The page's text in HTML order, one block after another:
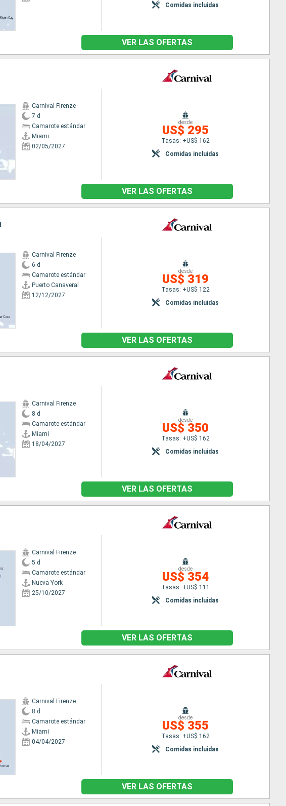
Comidas incluidas
VER LAS OFERTAS
Carnival Firenze
7 d
Camarote estándar
Miami
02/05/2027
desde
US$ 295
Tasas: +US$ 162
Comidas incluidas
VER LAS OFERTAS
Carnival Firenze
6 d
Camarote estándar
Puerto Canaveral
12/12/2027
desde
US$ 319
Tasas: +US$ 122
Comidas incluidas
VER LAS OFERTAS
Carnival Firenze
8 d
Camarote estándar
Miami
18/04/2027
desde
US$ 350
Tasas: +US$ 162
Comidas incluidas
VER LAS OFERTAS
Carnival Firenze
5 d
Camarote estándar
Nueva York
25/10/2027
desde
US$ 354
Tasas: +US$ 111
Comidas incluidas
VER LAS OFERTAS
Carnival Firenze
8 d
Camarote estándar
Miami
04/04/2027
desde
US$ 355
Tasas: +US$ 162
Comidas incluidas
VER LAS OFERTAS